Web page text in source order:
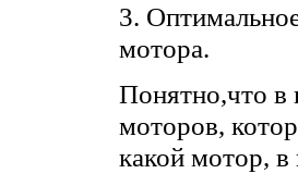
3.
мотора.
Понятно,что в
моторов,
какой мотор,